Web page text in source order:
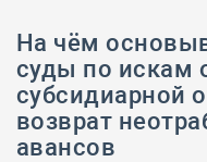
На чём
суды по искам
субсидиарной
возврат
авансов